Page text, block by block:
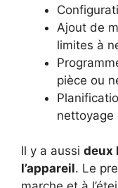
Ajout de
limites à
pièce ou
nettoyage
Il y a aussi deux
l’appareil. Le